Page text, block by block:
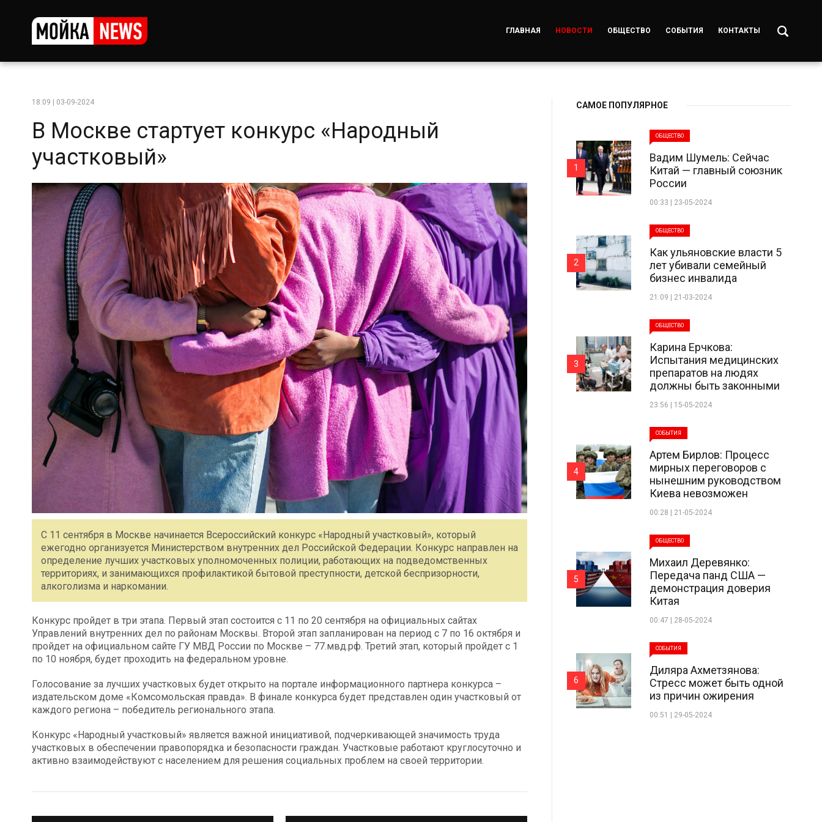
ГЛАВНАЯ НОВОСТИ ОБЩЕСТВО СОБЫТИЯ КОНТАКТЫ
18:09 | 03-09-2024
В Москве стартует конкурс «Народный
участковый»
С 11 сентября в Москве начинается Всероссийский конкурс «Народный участковый», который
ежегодно организуется Министерством внутренних дел Российской Федерации. Конкурс направлен на
определение лучших участковых уполномоченных полиции, работающих на подведомственных
территориях, и занимающихся профилактикой бытовой преступности, детской беспризорности,
алкоголизма и наркомании.
Конкурс пройдет в три этапа. Первый этап состоится с 11 по 20 сентября на официальных сайтах
Управлений внутренних дел по районам Москвы. Второй этап запланирован на период с 7 по 16 октября и
пройдет на официальном сайте ГУ МВД России по Москве – 77.мвд.рф. Третий этап, который пройдет с 1
по 10 ноября, будет проходить на федеральном уровне.
Голосование за лучших участковых будет открыто на портале информационного партнера конкурса –
издательском доме «Комсомольская правда». В финале конкурса будет представлен один участковый от
каждого региона – победитель регионального этапа.
Конкурс «Народный участковый» является важной инициативой, подчеркивающей значимость труда
участковых в обеспечении правопорядка и безопасности граждан. Участковые работают круглосуточно и
активно взаимодействуют с населением для решения социальных проблем на своей территории.
САМОЕ ПОПУЛЯРНОЕ
ОБЩЕСТВО
Вадим Шумель: Сейчас
Китай — главный союзник
России
00:33 | 23-05-2024
1
ОБЩЕСТВО
Как ульяновские власти 5
лет убивали семейный
бизнес инвалида
21:09 | 21-03-2024
2
ОБЩЕСТВО
Карина Ерчкова:
Испытания медицинских
препаратов на людях
должны быть законными
23:56 | 15-05-2024
3
СОБЫТИЯ
Артем Бирлов: Процесс
мирных переговоров с
нынешним руководством
Киева невозможен
00:28 | 21-05-2024
4
ОБЩЕСТВО
Михаил Деревянко:
Передача панд США —
демонстрация доверия
Китая
00:47 | 28-05-2024
5
СОБЫТИЯ
Диляра Ахметзянова:
Стресс может быть одной
из причин ожирения
00:51 | 29-05-2024
6